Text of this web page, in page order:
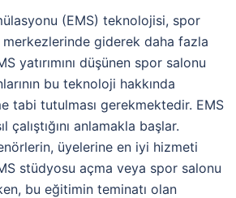
(EMS) teknolojisi, spor
merkezlerinde giderek daha fazla
yatırımını düşünen spor salonu
bu teknoloji hakkında
tabi tutulması gerekmektedir. EMS
çalıştığını anlamakla başlar.
üyelerine en iyi hizmeti
stüdyosu açma veya spor salonu
bu eğitimin teminatı olan